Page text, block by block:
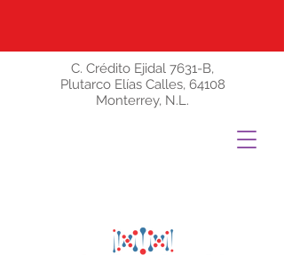
C. Crédito Ejidal 7631-B,
Plutarco Elías Calles, 64108
Monterrey, N.L.